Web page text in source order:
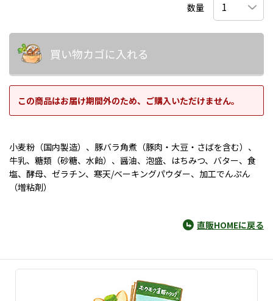
数量
買い物カゴに入れる
この商品はお届け期間外のため、ご購入いただけません。
小麦粉（国内製造）、豚バラ角煮（豚肉・大豆・さばを含む）、
牛乳、糖類（砂糖、水飴）、醤油、泡盛、はちみつ、バター、食
塩、酵母、ゼラチン、寒天/ベーキングパウダー、加工でんぷん
（増粘剤）
直販HOMEに戻る